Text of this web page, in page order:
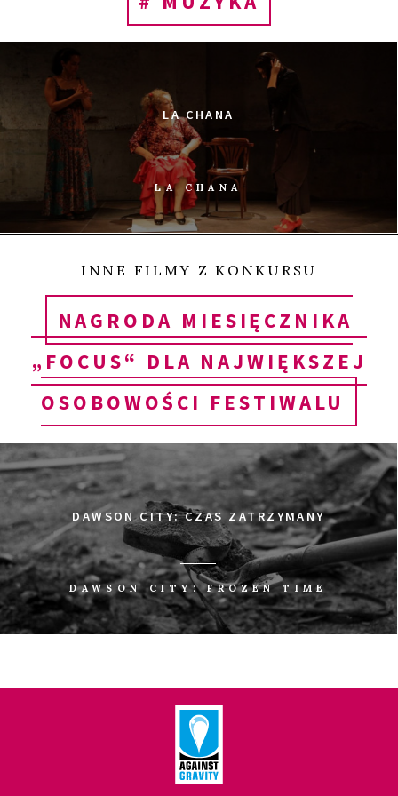
LA CHANA
LA CHANA
INNE FILMY Z KONKURSU
NAGRODA MIESIĘCZNIKA
„FOCUS“ DLA NAJWIĘKSZEJ
OSOBOWOŚCI FESTIWALU
DAWSON CITY: CZAS ZATRZYMANY
DAWSON CITY: FROZEN TIME